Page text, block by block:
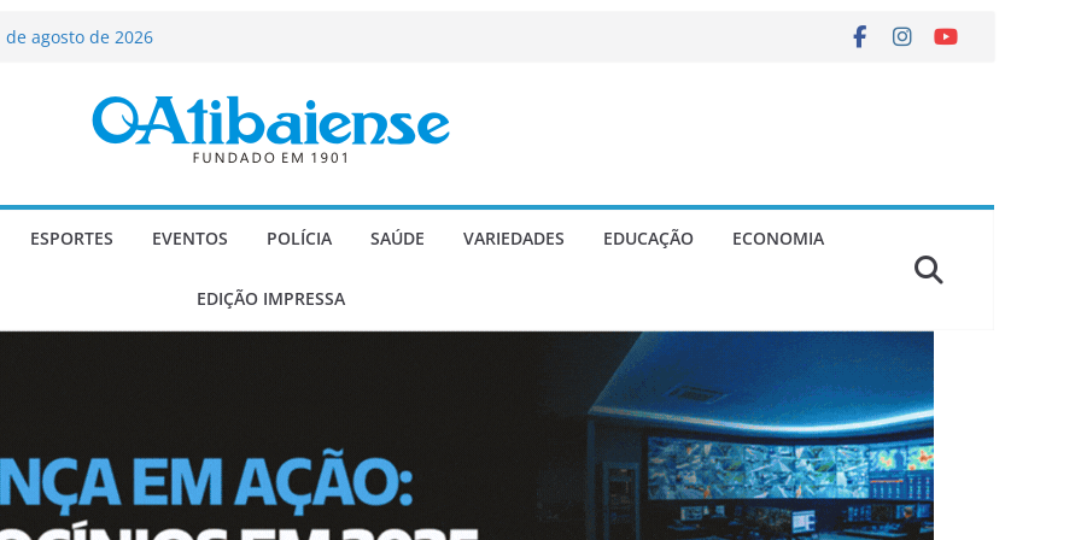
Gomes se apresenta no Cine Itá
de Paulo
– Festa de Bom Jesus dos Perdões
de mosaico do Brasil
ESPORTES EVENTOS POLÍCIA SAÚDE VARIEDADES EDUCAÇÃO ECONOMIA
EDIÇÃO IMPRESSA